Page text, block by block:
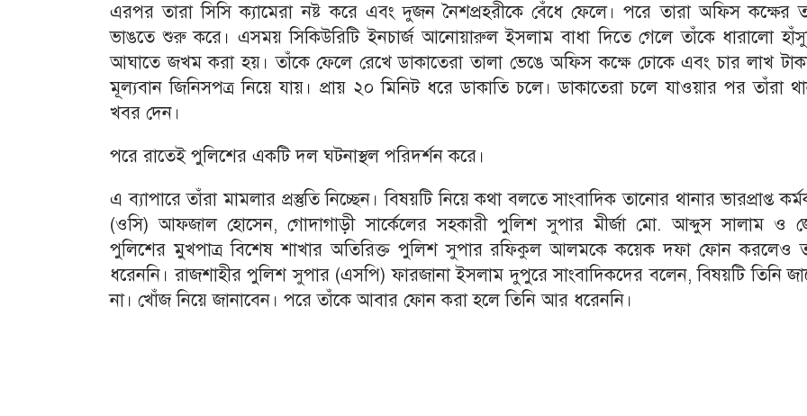
এরপর তারা সিসি ক্যামেরা নষ্ট করে এবং দুজন নৈশপ্রহরীকে বেঁধে ফেলে। পরে তারা অফিস কক্ষের
ভাঙতে শুরু করে। এসময় সিকিউরিটি ইনচার্জ আনোয়ারুল ইসলাম বাধা দিতে গেলে তাঁকে ধারালো
আঘাতে জখম করা হয়। তাঁকে ফেলে রেখে ডাকাতেরা তালা ভেঙে অফিস কক্ষে ঢোকে এবং চার লাখ
মূল্যবান জিনিসপত্র নিয়ে যায়। প্রায় ২০ মিনিট ধরে ডাকাতি চলে। ডাকাতেরা চলে যাওয়ার পর তাঁরা
খবর দেন।
পরে রাতেই পুলিশের একটি দল ঘটনাস্থল পরিদর্শন করে।
এ ব্যাপারে তাঁরা মামলার প্রস্তুতি নিচ্ছেন। বিষয়টি নিয়ে কথা বলতে সাংবাদিক তানোর থানার ভারপ্রাপ্ত
(ওসি) আফজাল হোসেন, গোদাগাড়ী সার্কেলের সহকারী পুলিশ সুপার মীর্জা মো. আব্দুস সালাম ও
পুলিশের মুখপাত্র বিশেষ শাখার অতিরিক্ত পুলিশ সুপার রফিকুল আলমকে কয়েক দফা ফোন করলেও
ধরেননি। রাজশাহীর পুলিশ সুপার (এসপি) ফারজানা ইসলাম দুপুরে সাংবাদিকদের বলেন, বিষয়টি তিনি
না। খোঁজ নিয়ে জানাবেন। পরে তাঁকে আবার ফোন করা হলে তিনি আর ধরেননি।